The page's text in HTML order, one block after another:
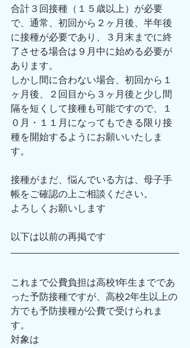
合計３回接種（１５歳以上）が必要
で、通常、初回から２ヶ月後、半年後
に接種が必要であり、３月末までに終
了させる場合は９月中に始める必要が
あります。
しかし間に合わない場合、初回から１
ヶ月後、２回目から３ヶ月後と少し間
隔を短くして接種も可能ですので、１
０月・１１月になってもできる限り接
種を開始するようにお願いいたしま
す。
接種がまだ、悩んでいる方は、母子手
帳をご確認の上ご相談ください。
よろしくお願いします
以下は以前の再掲です
これまで公費負担は高校1年生までであ
った予防接種ですが、高校2年生以上の
方でも予防接種が公費で受けられま
す。
対象は